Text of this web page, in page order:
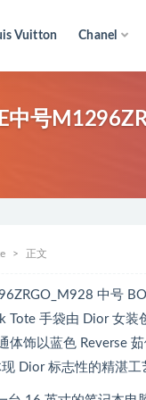
Vuitton Chanel
Dior BOOK TOTE中号
正文
中号
手袋由 Dior 女装
体饰以蓝色 Reverse
现 Dior 标志性的精湛